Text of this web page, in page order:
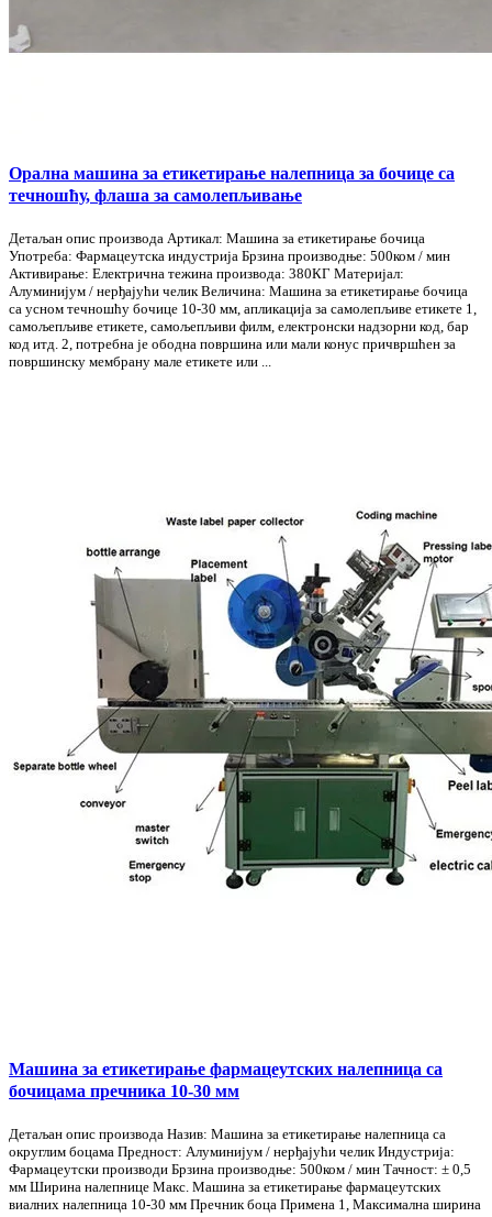
Орална машина за етикетирање налепница за бочице са
течношћу, флаша за самолепљивање
Детаљан опис производа Артикал: Машина за етикетирање бочица
Употреба: Фармацеутска индустрија Брзина производње: 500ком / мин
Активирање: Електрична тежина производа: 380КГ Материјал:
Алуминијум / нерђајући челик Величина: Машина за етикетирање бочица
са усном течношћу бочице 10-30 мм, апликација за самолепљиве етикете 1,
самољепљиве етикете, самољепљиви филм, електронски надзорни код, бар
код итд. 2, потребна је ободна површина или мали конус причвршћен за
површинску мембрану мале етикете или ...
Машина за етикетирање фармацеутских налепница са
бочицама пречника 10-30 мм
Детаљан опис производа Назив: Машина за етикетирање налепница са
округлим боцама Предност: Алуминијум / нерђајући челик Индустрија:
Фармацеутски производи Брзина производње: 500ком / мин Тачност: ± 0,5
мм Ширина налепнице Макс. Машина за етикетирање фармацеутских
виалних налепница 10-30 мм Пречник боца Примена 1, Максимална ширина